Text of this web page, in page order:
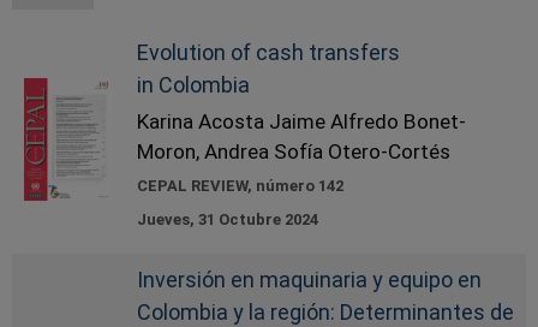
Evolution of cash transfers
in Colombia
Karina Acosta Jaime Alfredo Bonet-
Moron, Andrea Sofía Otero-Cortés
CEPAL REVIEW, número 142
Jueves, 31 Octubre 2024
Inversión en maquinaria y equipo en
Colombia y la región: Determinantes de